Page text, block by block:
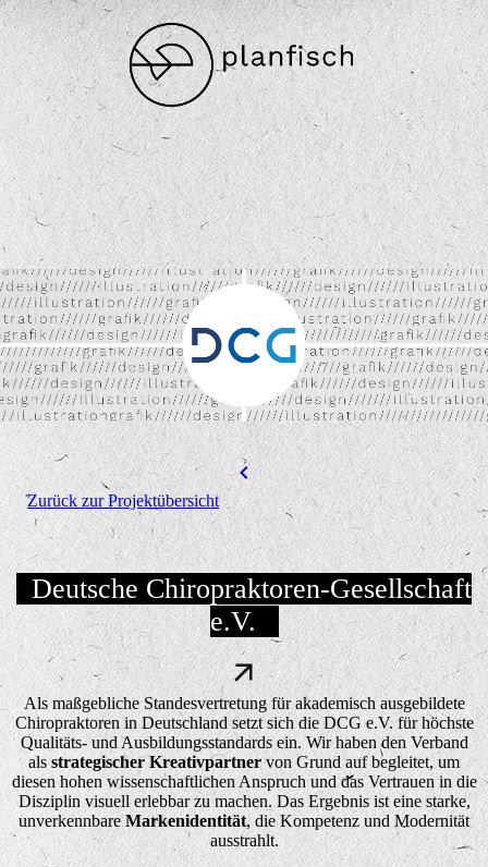
Zurück zur Projektübersicht
Deutsche Chiropraktoren-Gesellschaft
e.V.
Als maßgebliche Standesvertretung für akademisch ausgebildete
Chiropraktoren in Deutschland setzt sich die DCG e.V. für höchste
Qualitäts- und Ausbildungsstandards ein. Wir haben den Verband
als strategischer Kreativpartner von Grund auf begleitet, um
diesen hohen wissenschaftlichen Anspruch und das Vertrauen in die
Disziplin visuell erlebbar zu machen. Das Ergebnis ist eine starke,
unverkennbareMarkenidentität, die Kompetenz und Modernität
ausstrahlt.